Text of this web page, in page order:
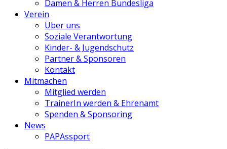
Damen & Herren Bundesliga
Verein
Über uns
Soziale Verantwortung
Kinder- & Jugendschutz
Partner & Sponsoren
Kontakt
Mitmachen
Mitglied werden
TrainerIn werden & Ehrenamt
Spenden & Sponsoring
News
PAPAssport